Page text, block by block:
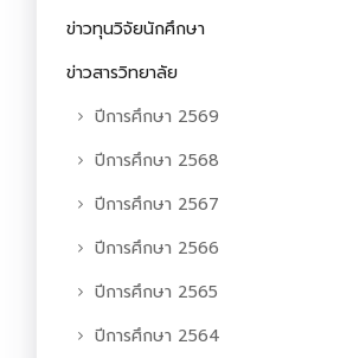
ข่าวทุนวิจัยนักศึกษา
ข่าวสารวิทยาลัย
ปีการศึกษา 2569
ปีการศึกษา 2568
ปีการศึกษา 2567
ปีการศึกษา 2566
ปีการศึกษา 2565
ปีการศึกษา 2564